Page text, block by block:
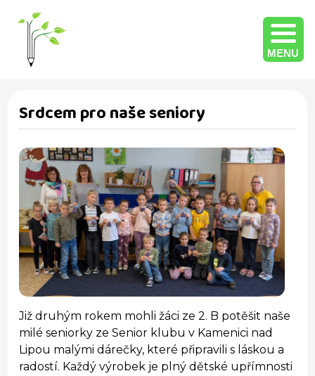
MENU
Srdcem pro naše seniory
Již druhým rokem mohli žáci ze 2. B potěšit naše
milé seniorky ze Senior klubu v Kamenici nad
Lipou malými dárečky, které připravili s láskou a
radostí. Každý výrobek je plný dětské upřímnosti